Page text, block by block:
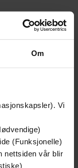
Om
Vi
(Funksjonelle)
nettsiden vår blir
for 18 år